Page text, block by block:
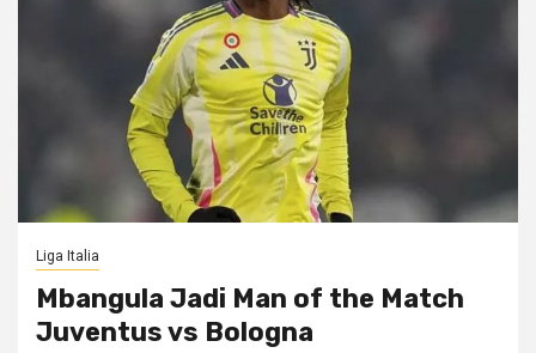
Liga Italia
Mbangula Jadi Man of the Match
Juventus vs Bologna